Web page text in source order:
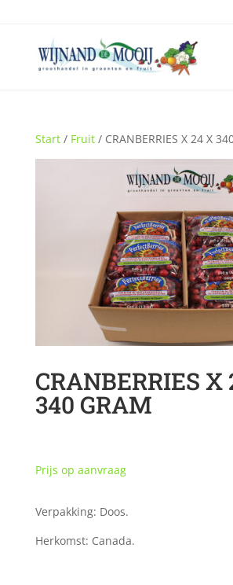
Start/ Fruit/ CRANBERRIES X 24 X
CRANBERRIES X
340 GRAM
Prijs op aanvraag
Verpakking: Doos.
Herkomst: Canada.